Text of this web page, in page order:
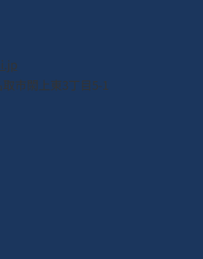
市閖上東3丁目5-1